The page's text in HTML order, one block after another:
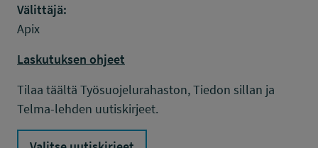
Välittäjä:
Apix
Laskutuksen ohjeet
Tilaa täältä Työsuojelurahaston, Tiedon sillan ja
Telma-lehden uutiskirjeet.